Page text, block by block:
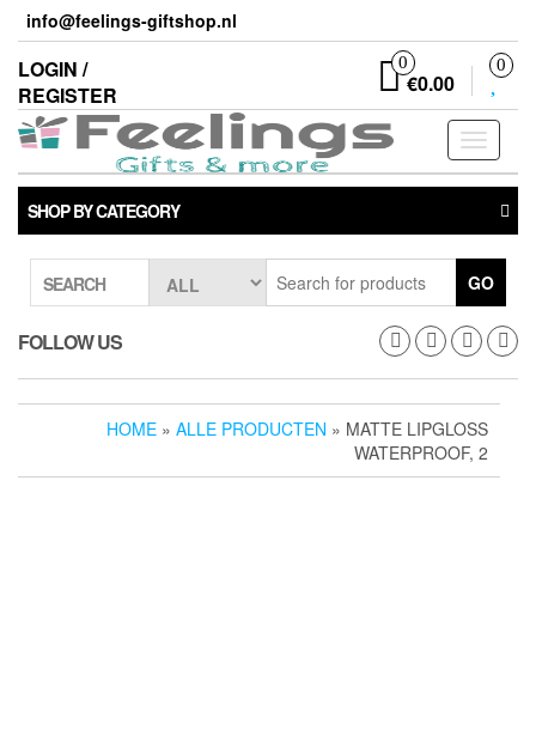
Skip
the
content
info@feelings-giftshop.nl
LOGIN /
REGISTER
0
€0.00
0
Toggle
SHOP BY CATEGORY
SEARCH GO
FOLLOW US
HOME » ALLE PRODUCTEN » MATTE LIPGLOSS
WATERPROOF, 2